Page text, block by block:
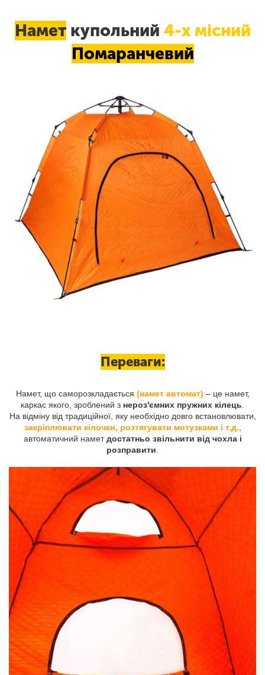
Наметкупольний 4-х місний
Помаранчевий
Переваги:
Намет, що саморозкладається (намет автомат) – це намет,
каркас якого, зроблений з нероз'ємних пружних кілець
На відміну від традиційної, яку необхідно довго встановлювати,
закріплювати кілочки, розтягувати мотузками і т.д.
автоматичний наметдостатньо звільнити від чохла і
розправити